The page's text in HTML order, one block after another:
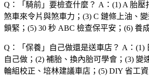
Q：「 騎前 」要檢查什麼？ A：(1) A 胎壓
煞車來令片與煞車力；(3) C 鏈條上油、
鎖緊；(5) 30 秒 ABC 檢查保平安；(6) 養
Q：「 保養 」自己做還是送車店？ A：(1)
自己做；(2) 補胎、換內胎可學會；(3) 變
輪組校正、培林建議車店；(5) DIY 省工